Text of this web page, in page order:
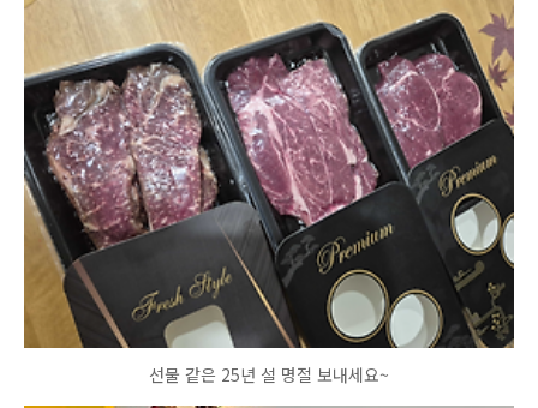
선물 같은 25년 설 명절 보내세요~